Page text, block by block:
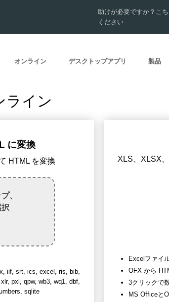
助けが必要ですか？こ
ください
オンライン デスクトップアプリ 製品
ライン
に変換
HTML を変換
、
iif, srt, ics, excel, ris, bib,
pxl, qpw, wb3, wq1, dbf,
sqlite
XLS、XLSX
Excelファイ
OFX から
3クリックで
MS Officeと